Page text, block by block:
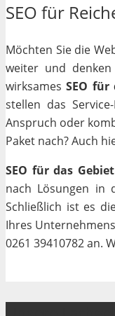
SEO für
Möchten Sie die
weiter und
wirksamesSEO für
stellen das
Anspruch oder
Paket nach? Auch
SEO für das
nach Lösungen in
Schließlich ist es
Ihres
0261 39410782 an.